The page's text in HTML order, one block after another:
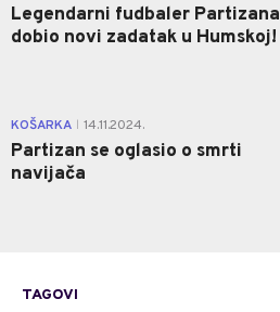
Legendarni fudbaler Partizana
dobio novi zadatak u Humskoj!
KOŠARKA 14.11.2024.
Partizan se oglasio o smrti
navijača
TAGOVI